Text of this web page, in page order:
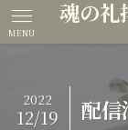
魂の
MENU
配
2022
12/19